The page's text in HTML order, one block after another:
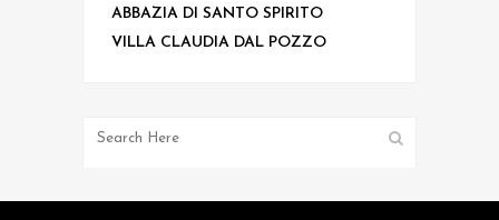
ABBAZIA DI SANTO SPIRITO
VILLA CLAUDIA DAL POZZO